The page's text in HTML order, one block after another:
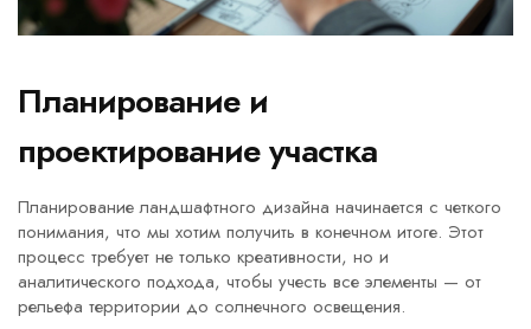
Планирование и
проектирование участка
Планирование ландшафтного дизайна начинается с четкого
понимания, что мы хотим получить в конечном итоге. Этот
процесс требует не только креативности, но и
аналитического подхода, чтобы учесть все элементы — от
рельефа территории до солнечного освещения.